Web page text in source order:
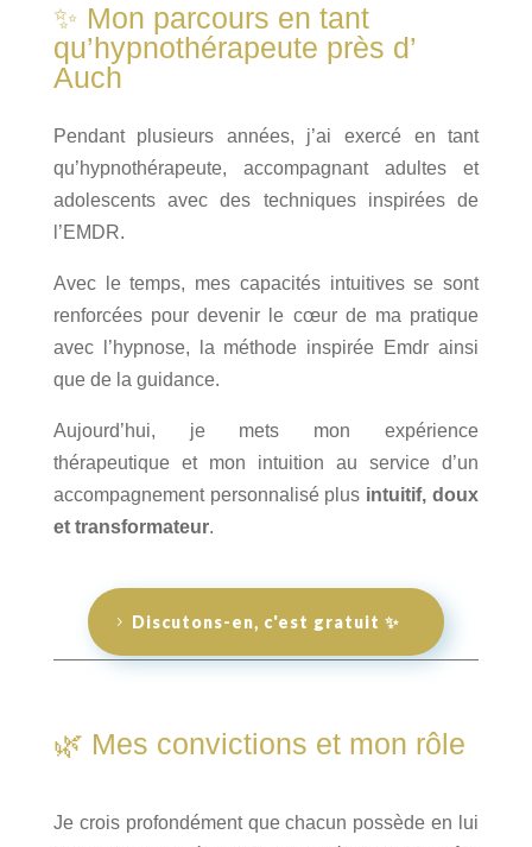
✨ Mon parcours en tant
qu’hypnothérapeute près d’
Auch
Pendant plusieurs années, j’ai exercé en tant
qu’hypnothérapeute, accompagnant adultes et
adolescents avec des techniques inspirées de
l’EMDR.
Avec le temps, mes capacités intuitives se sont
renforcées pour devenir le cœur de ma pratique
avec l’hypnose, la méthode inspirée Emdr ainsi
que de la guidance.
Aujourd’hui, je mets mon expérience
thérapeutique et mon intuition au service d’un
accompagnement personnalisé plus intuitif, doux
et transformateur.
Discutons-en, c'est gratuit ✨
🌿 Mes convictions et mon rôle
Je crois profondément que chacun possède en lui